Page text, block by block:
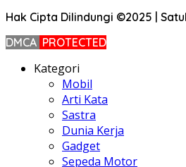
Hak Cipta Dilindungi ©2025 |
DMCA PROTECTED
Kategori
Mobil
Arti Kata
Sastra
Dunia Kerja
Gadget
Sepeda Motor